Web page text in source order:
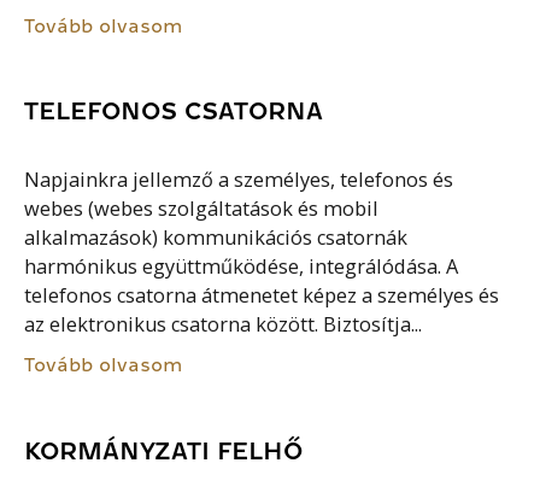
Tovább olvasom
TELEFONOS CSATORNA
Napjainkra jellemző a személyes, telefonos és
webes (webes szolgáltatások és mobil
alkalmazások) kommunikációs csatornák
harmónikus együttműködése, integrálódása. A
telefonos csatorna átmenetet képez a személyes és
az elektronikus csatorna között. Biztosítja...
Tovább olvasom
KORMÁNYZATI FELHŐ